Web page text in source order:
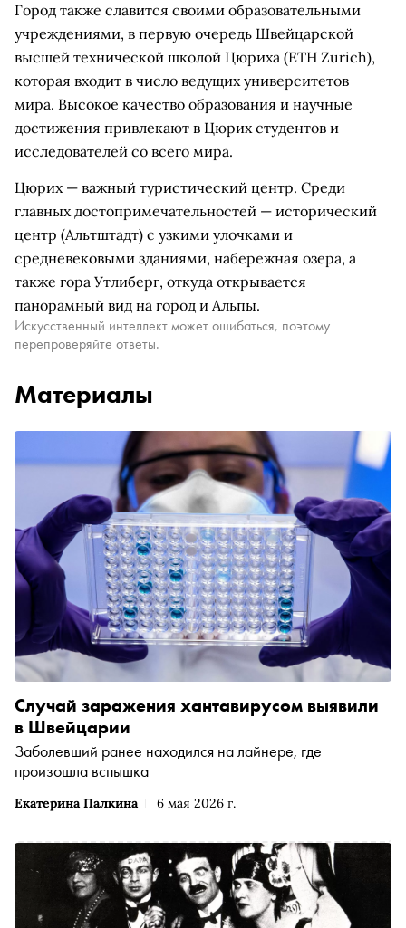
Город также славится своими образовательными
учреждениями, в первую очередь Швейцарской
высшей технической школой Цюриха (ETH Zurich),
которая входит в число ведущих университетов
мира. Высокое качество образования и научные
достижения привлекают в Цюрих студентов и
исследователей со всего мира.
Цюрих — важный туристический центр. Среди
главных достопримечательностей — исторический
центр (Альтштадт) с узкими улочками и
средневековыми зданиями, набережная озера, а
также гора Утлиберг, откуда открывается
панорамный вид на город и Альпы.
Искусственный интеллект может ошибаться, поэтому
перепроверяйте ответы.
Материалы
Екатерина Палкина 6 мая 2026 г.
Случай заражения хантавирусом выявили
в Швейцарии
Заболевший ранее находился на лайнере, где
произошла вспышка